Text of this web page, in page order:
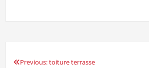
Previous:toiture terrasse